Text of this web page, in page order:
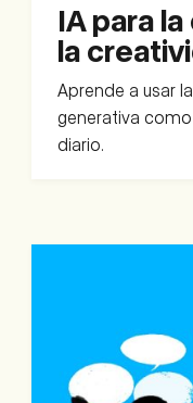
IA para
la
Aprende a usar
generativa
diario.